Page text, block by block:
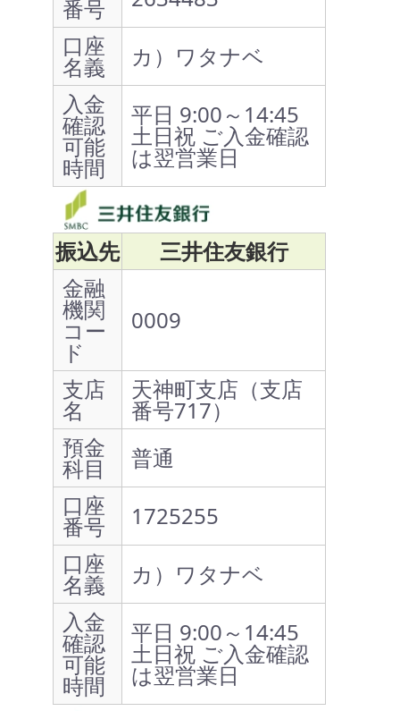
番号
口座
名義
カ）ワタナベ
入金
確認
可能
時間
平日 9:00～14:45
土日祝 ご入金確認
は翌営業日
振込先
三井住友銀行
金融
機関
コー
ド
0009
支店
名
天神町支店（支店
番号717）
預金
科目
普通
口座
番号
1725255
口座
名義
カ）ワタナベ
入金
確認
可能
時間
平日 9:00～14:45
土日祝 ご入金確認
は翌営業日